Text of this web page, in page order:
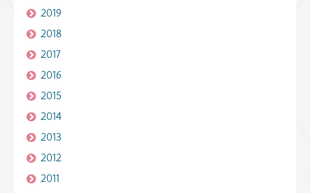
2019
2018
2017
2016
2015
2014
2013
2012
2011